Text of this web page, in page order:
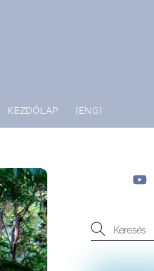
KEZDŐLAP [ENG]